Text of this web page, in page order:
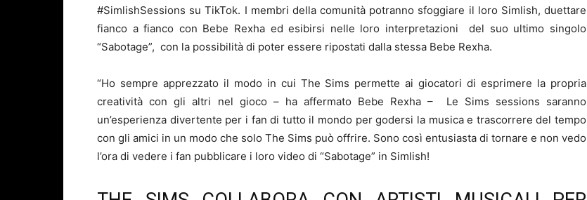
#SimlishSessions su TikTok. I membri della comunità potranno sfoggiare il loro Simlish, duettare
fianco a fianco con Bebe Rexha ed esibirsi nelle loro interpretazioni del suo ultimo singolo
“Sabotage”, con la possibilità di poter essere ripostati dalla stessa Bebe Rexha.
“Ho sempre apprezzato il modo in cui The Sims permette ai giocatori di esprimere la propria
creatività con gli altri nel gioco – ha affermato Bebe Rexha – Le Sims sessions saranno
un’esperienza divertente per i fan di tutto il mondo per godersi la musica e trascorrere del tempo
con gli amici in un modo che solo The Sims può offrire. Sono così entusiasta di tornare e non vedo
l’ora di vedere i fan pubblicare i loro video di “Sabotage” in Simlish!